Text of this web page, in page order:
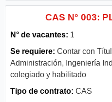
CAS N° 003:
N° de vacantes: 1
Se requiere: Contar con
Administración, Ingeniería
colegiado y habilitado
Tipo de contrato: CAS